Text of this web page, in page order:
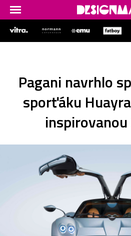
Pagani navrhlo
sporťáku